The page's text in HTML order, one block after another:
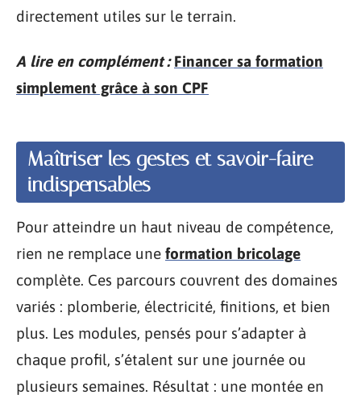
directement utiles sur le terrain.
A lire en complément : Financer sa formation
simplement grâce à son CPF
Maîtriser les gestes et savoir-faire
indispensables
Pour atteindre un haut niveau de compétence,
rien ne remplace une formation bricolage
complète. Ces parcours couvrent des domaines
variés : plomberie, électricité, finitions, et bien
plus. Les modules, pensés pour s’adapter à
chaque profil, s’étalent sur une journée ou
plusieurs semaines. Résultat : une montée en